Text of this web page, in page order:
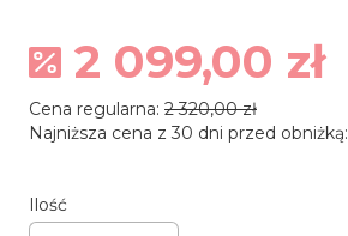
2 099,00 zł
Cena regularna: 2 320,00 zł
Najniższa cena z 30 dni przed obniżką:
Ilość